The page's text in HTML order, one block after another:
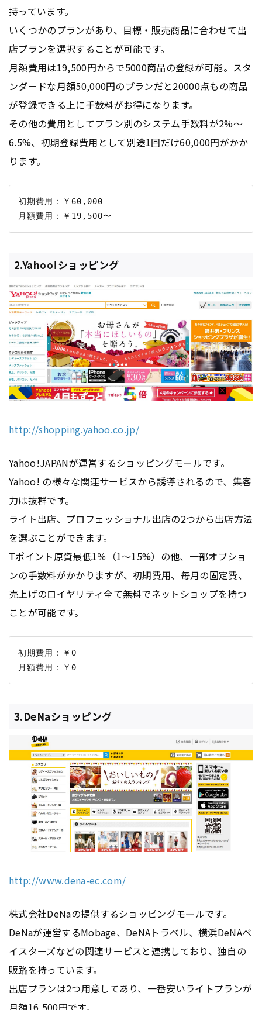
持っています。
いくつかのプランがあり、目標・販売商品に合わせて出
店プランを選択することが可能です。
月額費用は19,500円からで5000商品の登録が可能。スタ
ンダードな月額50,000円のプランだと20000点もの商品
が登録できる上に手数料がお得になります。
その他の費用としてプラン別のシステム手数料が2%〜
6.5%、初期登録費用として別途1回だけ60,000円がかか
ります。
初期費用：￥60,000
2.Yahoo!ショッピング
http://shopping.yahoo.co.jp/
Yahoo!JAPANが運営するショッピングモールです。
Yahoo! の様々な関連サービスから誘導されるので、集客
力は抜群です。
ライト出店、プロフェッショナル出店の2つから出店方法
を選ぶことができます。
Tポイント原資最低1％（1〜15%）の他、一部オプショ
ンの手数料がかかりますが、初期費用、毎月の固定費、
売上げのロイヤリティ全て無料でネットショップを持つ
ことが可能です。
初期費用：￥0
3.DeNaショッピング
http://www.dena-ec.com/
株式会社DeNaの提供するショッピングモールです。
DeNaが運営するMobage、DeNAトラベル、横浜DeNAベ
イスターズなどの関連サービスと連携しており、独自の
販路を持っています。
出店プランは2つ用意してあり、一番安いライトプランが
月額16,500円です。